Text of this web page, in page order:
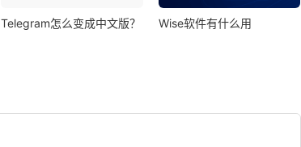
Telegram怎么变成中文版？ Wise软件有什么用